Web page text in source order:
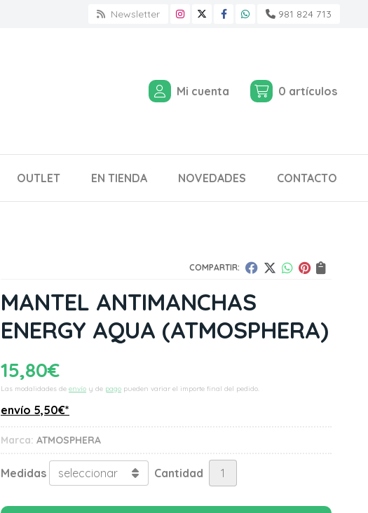
Newsletter 981 824 713
Mi cuenta 0 artículos
OUTLET EN TIENDA NOVEDADES CONTACTO
COMPARTIR:
MANTEL ANTIMANCHAS
ENERGY AQUA (ATMOSPHERA)
15,80€
Las modalidades de envío y de pago pueden variar el importe final del pedido.
envío 5,50€*
Marca: ATMOSPHERA
Medidas Cantidad